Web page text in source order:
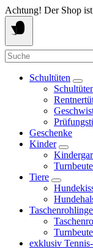
Springe
zum
Inhalt
Achtung! Der Shop
Suche
nach:
Schultüten
Geschenke
Kinder
Tiere
Taschenrohlinge
exklusiv